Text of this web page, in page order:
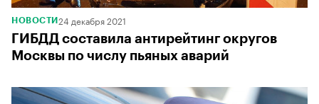
НОВОСТИ 24 декабря 2021
ГИБДД составила антирейтинг округов
Москвы по числу пьяных аварий